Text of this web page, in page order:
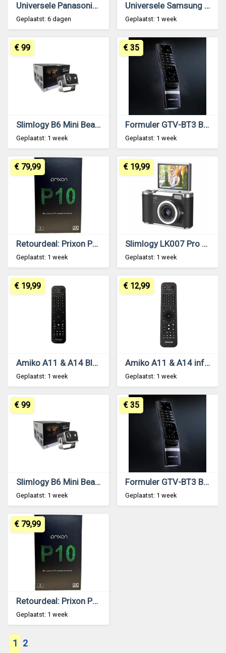
Universele Panasonic N2QAYB000487 Afstandsbediening – Slimtron
Geplaatst: 6 dagen
Universele Samsung afstandsbediening – Slimtron AA59-00638A alternatief
Geplaatst: 1 week
Slimlogy B6 Mini Beamer Projector | HD 720P Android Smart Projector 4K
Geplaatst: 1 week
€ 99
Formuler GTV-BT3 Bluetooth Voice Remote met Backlit Keys en Voice Assistant | Z12 Ultra
Geplaatst: 1 week
€ 35
Retourdeal: Prixon P10 IPTV Set Top Box
Geplaatst: 1 week
€ 79,99
Slimlogy LK007 Pro HD Draaibare Digitale Camera – Zwart
Geplaatst: 1 week
€ 19,99
Amiko A11 & A14 Bluetooth afstandsbediening
Geplaatst: 1 week
€ 19,99
Amiko A11 & A14 infrarood afstandsbediening
Geplaatst: 1 week
€ 12,99
Slimlogy B6 Mini Beamer Projector | HD 720P Android Smart Projector 4K
Geplaatst: 1 week
€ 99
Formuler GTV-BT3 Bluetooth Voice Remote met Backlit Keys en Voice Assistant | Z12 Ultra
Geplaatst: 1 week
€ 35
Retourdeal: Prixon P10 IPTV Set Top Box
Geplaatst: 1 week
€ 79,99
1 2